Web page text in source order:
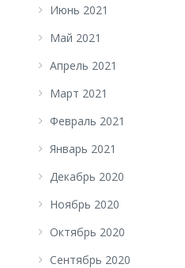
Июнь 2021
Май 2021
Апрель 2021
Март 2021
Февраль 2021
Январь 2021
Декабрь 2020
Ноябрь 2020
Октябрь 2020
Сентябрь 2020